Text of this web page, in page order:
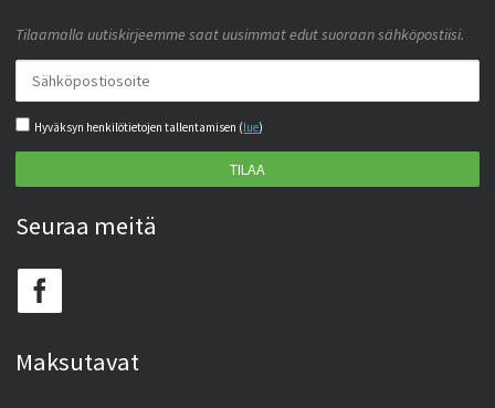
Tilaamalla uutiskirjeemme saat uusimmat edut suoraan sähköpostiisi.
Hyväksyn henkilötietojen tallentamisen (lue)
TILAA
Seuraa meitä
Maksutavat